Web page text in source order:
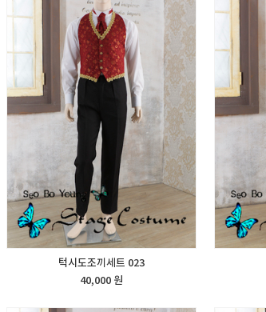
턱시도조끼세트 023
40,000 원